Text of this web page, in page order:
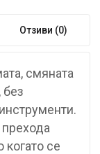
Отзиви (0)
смяната
без
се